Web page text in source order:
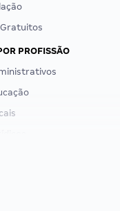
PROFISSÃO